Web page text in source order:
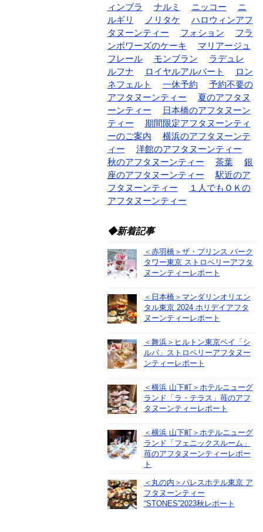
ィンブラ
ナルミ ニッコー
ニ
ルギリ
ノリタケ
ハロウィンアフ
タヌーンティー
フォション
フラ
ンボワーズのケーキ
マリアージュ
フレール
モンブラン
ラデュレ
ルフナ
ロイヤルアルバート
ロン
ネフェルト
一休予約
予約不要の
アフタヌーンティー
夏のアフタヌ
ーンティー
日本橋のアフタヌーン
ティー
期間限定アフタヌーンティ
ーのご案内
横浜のアフタヌーンテ
ィー
洋館のアフタヌーンティー
秋のアフタヌーンティー
茶葉
銀
座のアフタヌーンティー
駅近のア
フタヌーンティー
１人でもＯＫの
アフタヌーンティー
◆新着記事
＜赤羽橋＞ザ・プリンス パーク
タワー東京 ストロベリーアフタ
ヌーンティーレポート
＜日本橋＞マンダリンオリエン
タル東京 2024 ホリデイアフタ
ヌーンティーレポート
＜舞浜＞ヒルトン東京ベイ「シ
ルバ」ストロベリーアフタヌー
ンティーレポート
＜横浜 山下町＞ホテルニューグ
ランド「ラ・テラス」苺のアフ
タヌーンティーレポート
＜横浜 山下町＞ホテルニューグ
ランド「フェニックスルーム」
苺のアフタヌーンティーレポー
ト
＜丸の内＞パレスホテル東京 ア
フタヌーンティー
“STONES”2023秋レポート